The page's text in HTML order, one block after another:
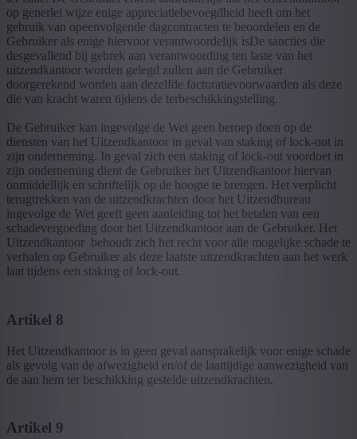
op generlei wijze enige appreciatiebevoegdheid heeft om het
gebruik van opeenvolgende dagcontracten te beoordelen en de
Gebruiker als enige hiervoor verantwoordelijk isDe sancties die
desgevallend bij gebrek aan verantwoording ten laste van het
uitzendkantoor worden gelegd zullen aan de Gebruiker
doorgerekend worden aan dezelfde facturatievoorwaarden als deze
die van kracht waren tijdens de terbeschikkingstelling.
De Gebruiker kan ingevolge de Wet geen beroep doen op de
diensten van het Uitzendkantoor in geval van staking of lock-out in
zijn onderneming. In geval zich een staking of lock-out voordoet in
zijn onderneming dient de Gebruiker het Uitzendkantoor hiervan
onmiddellijk en schriftelijk op de hoogte te brengen. Het verplicht
terugtrekken van de uitzendkrachten door het Uitzendbureau
ingevolge de Wet geeft geen aanleiding tot het betalen van een
schadevergoeding door het Uitzendkantoor aan de Gebruiker. Het
Uitzendkantoor behoudt zich het recht voor alle mogelijke schade te
verhalen op Gebruiker als deze laatste uitzendkrachten aan het werk
laat tijdens een staking of lock-out.
Artikel 8
Het Uitzendkantoor is in geen geval aansprakelijk voor enige schade
als gevolg van de afwezigheid en/of de laattijdige aanwezigheid van
de aan hem ter beschikking gestelde uitzendkrachten.
Artikel 9